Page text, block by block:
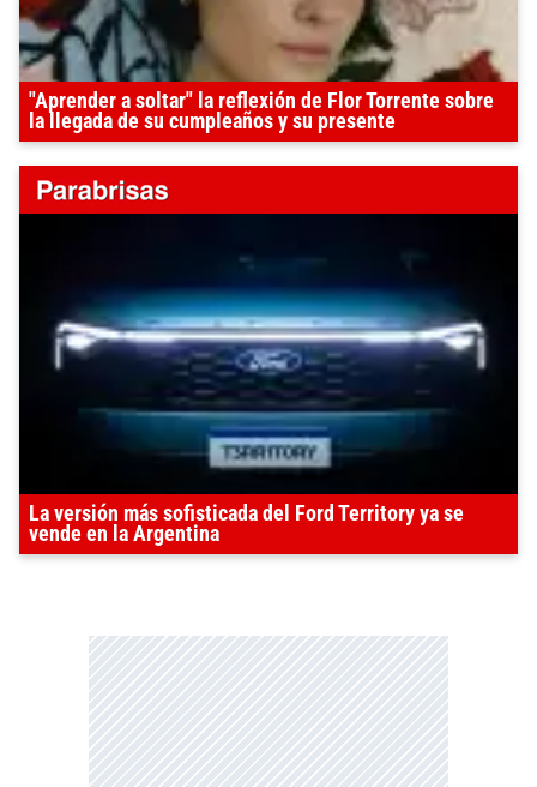
"Aprender a soltar" la reflexión de Flor Torrente sobre
la llegada de su cumpleaños y su presente
La versión más sofisticada del Ford Territory ya se
vende en la Argentina